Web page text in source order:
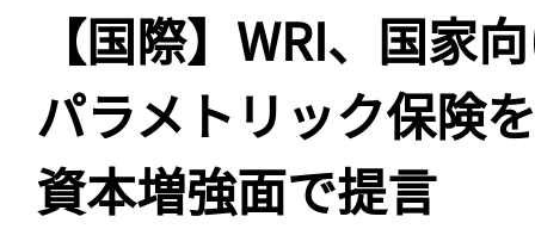
【国際】WRI、国家
パラメトリック保険
資本増強面で提言